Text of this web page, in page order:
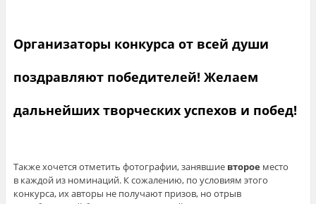
Организаторы конкурса от всей души
поздравляют победителей! Желаем
дальнейших творческих успехов и побед!
Также хочется отметить фотографии, занявшие второе место
в каждой из номинаций. К сожалению, по условиям этого
конкурса, их авторы не получают призов, но отрыв